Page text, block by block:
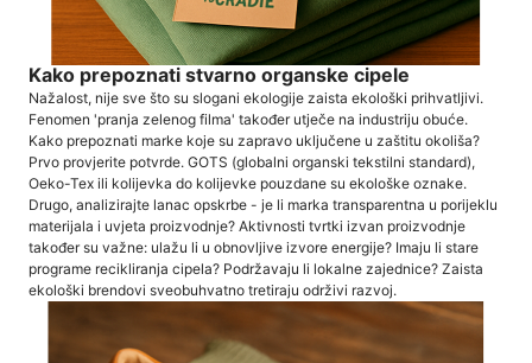
Kako prepoznati stvarno organske cipele
Nažalost, nije sve što su slogani ekologije zaista ekološki prihvatljivi.
Fenomen 'pranja zelenog filma' također utječe na industriju obuće.
Kako prepoznati marke koje su zapravo uključene u zaštitu okoliša?
Prvo provjerite potvrde. GOTS (globalni organski tekstilni standard),
Oeko-Tex ili kolijevka do kolijevke pouzdane su ekološke oznake.
Drugo, analizirajte lanac opskrbe - je li marka transparentna u porijeklu
materijala i uvjeta proizvodnje? Aktivnosti tvrtki izvan proizvodnje
također su važne: ulažu li u obnovljive izvore energije? Imaju li stare
programe recikliranja cipela? Podržavaju li lokalne zajednice? Zaista
ekološki brendovi sveobuhvatno tretiraju održivi razvoj.